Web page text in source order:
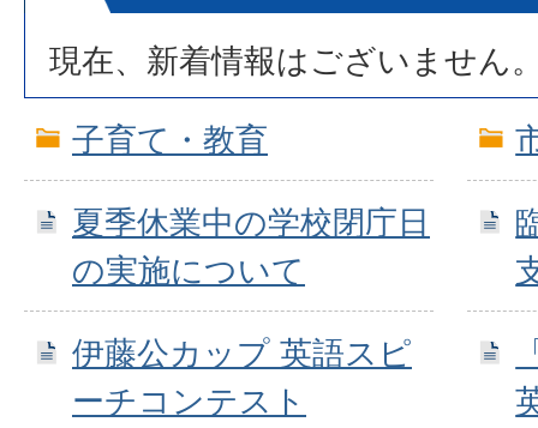
現在、新着情報はございません
子育て・教育
夏季休業中の学校閉庁日
の実施について
伊藤公カップ 英語スピ
ーチコンテスト